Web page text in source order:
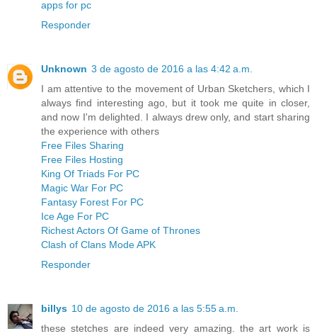
apps for pc
Responder
Unknown 3 de agosto de 2016 a las 4:42 a.m.
I am attentive to the movement of Urban Sketchers, which I
always find interesting ago, but it took me quite in closer,
and now I'm delighted. I always drew only, and start sharing
the experience with others
Free Files Sharing
Free Files Hosting
King Of Triads For PC
Magic War For PC
Fantasy Forest For PC
Ice Age For PC
Richest Actors Of Game of Thrones
Clash of Clans Mode APK
Responder
billys 10 de agosto de 2016 a las 5:55 a.m.
these stetches are indeed very amazing. the art work is